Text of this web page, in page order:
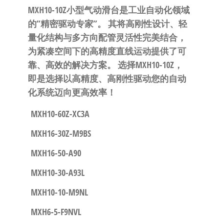
MXH10-10Z小型气动滑台是工业自动化领域
的”精密驱动专家”。
​ 其将高刚性设计、轻
量化结构与多方向配管灵活性完美结合，
为紧凑空间下的高精度直线运动提供了可
靠、高效的解决方案。 选择MXH10-10Z，
即是选择以高精度、高刚性驱动您的自动
化系统迈向更高效率！
MXH10-60Z-XC3A
MXH16-30Z-M9BS
MXH16-50-A90
MXH10-30-A93L
MXH10-10-M9NL
MXH6-5-F9NVL